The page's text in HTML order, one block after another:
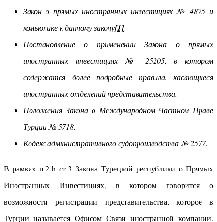
Закон о прямых иностранных инвестициях № 4875 и
комьюнике к данному закону[1].
Постановление о применении Закона о прямых
иностранных инвестициях № 25205, в котором
содержатся более подробные правила, касающиеся
иностранных отделений представительства.
Положения Закона о Международном Частном Праве
Турции № 5718.
Кодекс административного судопроизводства № 2577.
В рамках п.2-h ст.3 Закона Турецкой республики о Прямых
Иностранных Инвестициях, в котором говорится о
возможности регистрации представительства, которое в
Турции называется Офисом Связи иностранной компании.